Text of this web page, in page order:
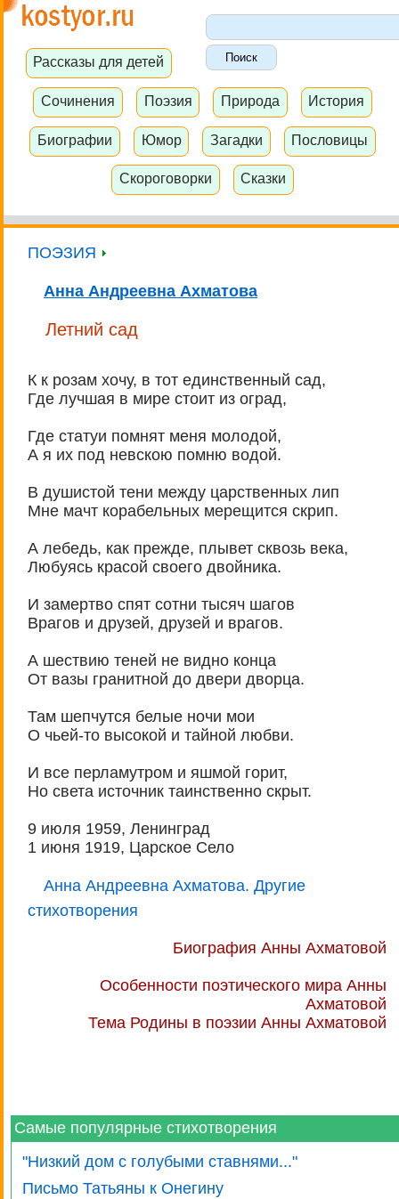
Рассказы для детей
Сочинения Поэзия Природа История
Биографии Юмор Загадки Пословицы
Скороговорки Сказки
ПОЭЗИЯ
Анна Андреевна Ахматова
Летний сад
К к розам хочу, в тот единственный сад,
Где лучшая в мире стоит из оград,
Где статуи помнят меня молодой,
А я их под невскою помню водой.
В душистой тени между царственных лип
Мне мачт корабельных мерещится скрип.
А лебедь, как прежде, плывет сквозь века,
Любуясь красой своего двойника.
И замертво спят сотни тысяч шагов
Врагов и друзей, друзей и врагов.
А шествию теней не видно конца
От вазы гранитной до двери дворца.
Там шепчутся белые ночи мои
О чьей-то высокой и тайной любви.
И все перламутром и яшмой горит,
Но света источник таинственно скрыт.
9 июля 1959, Ленинград
1 июня 1919, Царское Село
Анна Андреевна Ахматова. Другие
стихотворения
Биография Анны Ахматовой
Особенности поэтического мира Анны
Ахматовой
Тема Родины в поэзии Анны Ахматовой
Самые популярные стихотворения
"Низкий дом с голубыми ставнями..."
Письмо Татьяны к Онегину